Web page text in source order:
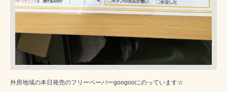
外房地域の本日発売のフリーペーパーgoogooにのっています☆